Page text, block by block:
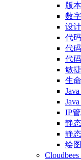
版
数
设
代
代
代
敏
生
IP
静
静
绘